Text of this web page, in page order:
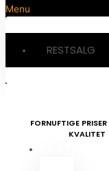
Menu
RESTSALG
FORNUFTIGE
KVALITET